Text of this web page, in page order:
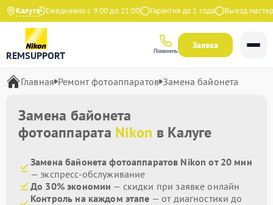
КалугаЕжедневно с 9:00 до 21:00 Гарантия до 1 года Выезд мастера
REMSUPPORT Позвонить
Заявка
Главная Ремонт фотоаппаратов Замена байонета
Замена байонета
фотоаппарата Nikon в Калуге
Замена байонета фотоаппаратов Nikon от 20 мин
— экспресс-обслуживание
До 30% экономии — скидки при заявке онлайн
Контроль на каждом этапе — от диагностики до